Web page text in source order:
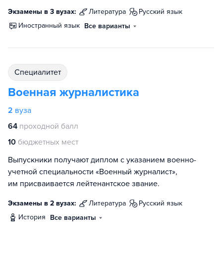
Экзамены в 3 вузах: литература
русский язык
иностранный язык Все варианты
специалитет
Военная журналистика
2 вуза
64 проходной балл
10 бюджетных мест
Выпускники получают диплом с указанием военно-
учетной специальности «Военный журналист»,
им присваивается лейтенантское звание.
Экзамены в 2 вузах: литература
русский язык
история
Все варианты